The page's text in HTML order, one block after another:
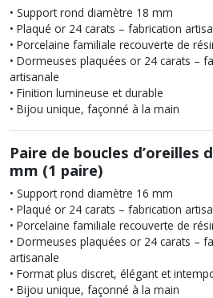
• Support rond diamètre 18 mm
• Plaqué or 24 carats – fabrication
• Porcelaine familiale recouverte de
• Dormeuses plaquées or 24 carats –
artisanale
• Finition lumineuse et durable
• Bijou unique, façonné à la main
Paire de boucles d’oreilles
mm (1 paire)
• Support rond diamètre 16 mm
• Plaqué or 24 carats – fabrication
• Porcelaine familiale recouverte de
• Dormeuses plaquées or 24 carats –
artisanale
• Format plus discret, élégant et
• Bijou unique, façonné à la main